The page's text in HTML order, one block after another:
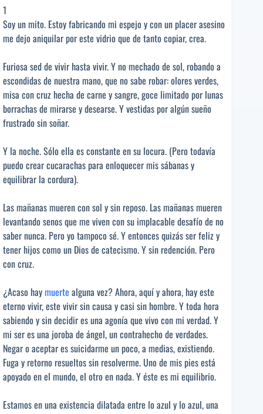
1
Soy un mito. Estoy fabricando mi espejo y con un placer asesino
me dejo aniquilar por este vidrio que de tanto copiar, crea.
Furiosa sed de vivir hasta vivir. Y no mechado de sol, robando a
escondidas de nuestra mano, que no sabe robar: olores verdes,
misa con cruz hecha de carne y sangre, goce limitado por lunas
borrachas de mirarse y desearse. Y vestidas por algún sueño
frustrado sin soñar.
Y la noche. Sólo ella es constante en su locura. (Pero todavía
puedo crear cucarachas para enloquecer mis sábanas y
equilibrar la cordura).
Las mañanas mueren con sol y sin reposo. Las mañanas mueren
levantando senos que me viven con su implacable desafío de no
saber nunca. Pero yo tampoco sé. Y entonces quizás ser feliz y
tener hijos como un Dios de catecismo. Y sin redención. Pero
con cruz.
¿Acaso haymuerte alguna vez? Ahora, aquí y ahora, hay este
eterno vivir, este vivir sin causa y casi sin hombre. Y toda hora
sabiendo y sin decidir es una agonía que vivo con mi verdad. Y
mi ser es una joroba de ángel, un contrahecho de verdades.
Negar o aceptar es suicidarme un poco, a medias, existiendo.
Fuga y retorno resueltos sin resolverme. Uno de mis pies está
apoyado en el mundo, el otro en nada. Y éste es mi equilibrio.
Estamos en una existencia dilatada entre lo azul y lo azul, una